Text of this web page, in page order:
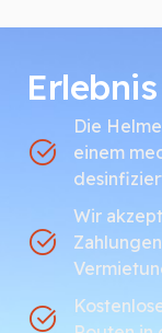
Die
einem
Wir